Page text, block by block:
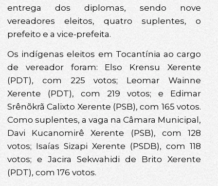
entrega dos diplomas, sendo nove
vereadores eleitos, quatro suplentes, o
prefeito e a vice-prefeita.
Os indígenas eleitos em Tocantínia ao cargo
de vereador foram: Elso Krensu Xerente
(PDT), com 225 votos; Leomar Wainne
Xerente (PDT), com 219 votos; e Edimar
Srênõkrã Calixto Xerente (PSB), com 165 votos.
Como suplentes, a vaga na Câmara Municipal,
Davi Kucanomirê Xerente (PSB), com 128
votos; Isaías Sizapi Xerente (PSDB), com 118
votos; e Jacira Sekwahidi de Brito Xerente
(PDT), com 176 votos.